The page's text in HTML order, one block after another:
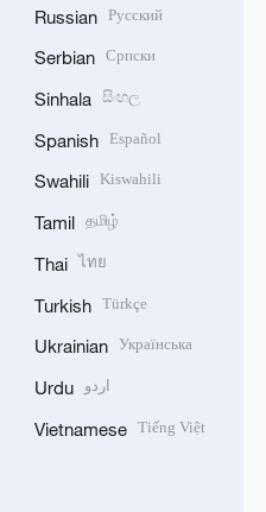
Russian Русский
Serbian Српски
Sinhala සිංහල
Spanish Español
Swahili Kiswahili
Tamil தமிழ்
Thai ไทย
Turkish Türkçe
Ukrainian Українська
Urdu اردو
Vietnamese Tiếng Việt